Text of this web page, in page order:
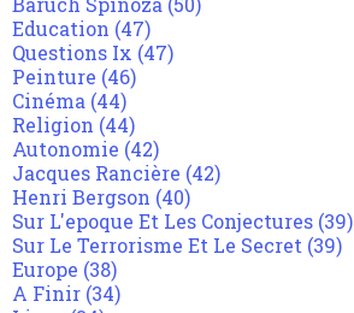
Education (47)
Questions Ix (47)
Peinture (46)
Cinéma (44)
Religion (44)
Autonomie (42)
Jacques Rancière (42)
Henri Bergson (40)
Sur L'epoque Et Les Conjectures (39)
Sur Le Terrorisme Et Le Secret (39)
Europe (38)
A Finir (34)